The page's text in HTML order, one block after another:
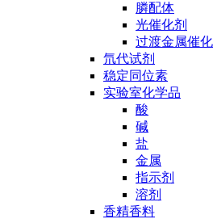
膦配体
光催化剂
过渡金属催化
氘代试剂
稳定同位素
实验室化学品
酸
碱
盐
金属
指示剂
溶剂
香精香料